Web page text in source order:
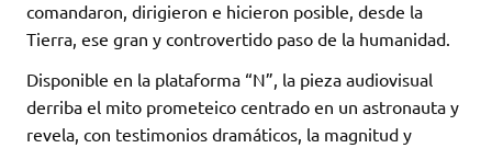
comandaron, dirigieron e hicieron posible, desde la
Tierra, ese gran y controvertido paso de la humanidad.
Disponible en la plataforma “N”, la pieza audiovisual
derriba el mito prometeico centrado en un astronauta y
revela, con testimonios dramáticos, la magnitud y